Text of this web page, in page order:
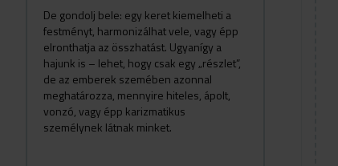
De gondolj bele: egy keret kiemelheti a
festményt, harmonizálhat vele, vagy épp
elronthatja az összhatást. Ugyanígy a
hajunk is – lehet, hogy csak egy „részlet”,
de az emberek szemében azonnal
meghatározza, mennyire hiteles, ápolt,
vonzó, vagy épp karizmatikus
személynek látnak minket.